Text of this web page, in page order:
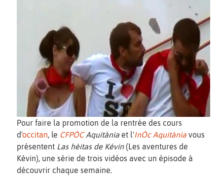
Pour faire la promotion de la rentrée des cours
d'occitan, le CFPÒCAquitània et l'InÒc Aquitània vous
présentent Las hèitas de Kévin(Les aventures de
Kévin), une série de trois vidéos avec un épisode à
découvrir chaque semaine.